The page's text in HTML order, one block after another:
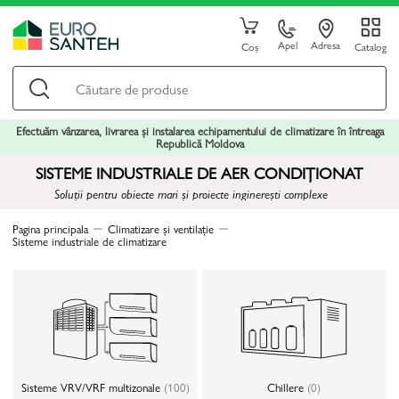
Coș Apel Adresa Catalog
Efectuăm vânzarea, livrarea și instalarea echipamentului de climatizare în întreaga
Republică Moldova
SISTEME INDUSTRIALE DE AER CONDIȚIONAT
Soluții pentru obiecte mari și proiecte inginerești complexe
Pagina principala Climatizare și ventilație
Sisteme industriale de climatizare
Sisteme VRV/VRF multizonale (100) Chillere (0)